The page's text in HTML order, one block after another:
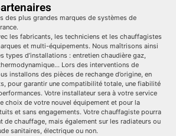
des plus grandes marques de systèmes de
les fabricants, les techniciens et les chauffagistes
et multi-équipements. Nous maîtrisons ainsi
types d’installations : entretien chaudière gaz,
Lors des interventions de
installons des pièces de rechange d’origine, en
pour garantir une compatibilité totale, une fiabilité
Votre installateur sera à votre service
choix de votre nouvel équipement et pour la
et sans engagements. Votre chauffagiste pourra
de chauffage, mais également sur les radiateurs ou
sanitaires, électrique ou non.